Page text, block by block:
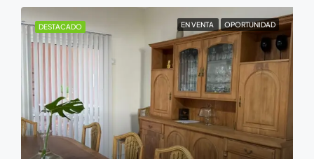
DESTACADO EN VENTA OPORTUNIDAD